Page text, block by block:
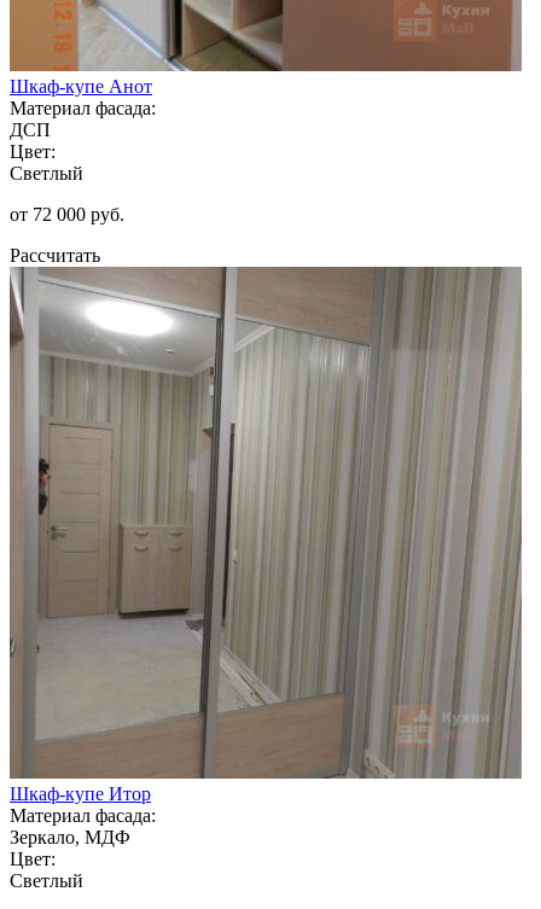
Шкаф-купе Анот
Материал фасада:
ДСП
Цвет:
Светлый
от 72 000 руб.
Рассчитать
Шкаф-купе Итор
Материал фасада:
Зеркало, МДФ
Цвет:
Светлый